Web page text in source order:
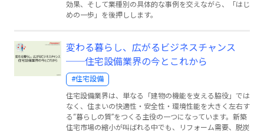
効果、そして業種別の具体的な事例を交えながら、「はじ
めの一歩」を後押しします。
変わる暮らし、広がるビジネスチャンス
──住宅設備業界の今とこれから
#住宅設備
住宅設備業界は、単なる「建物の機能を支える脇役」では
なく、住まいの快適性・安全性・環境性能を大きく左右す
る“暮らしの質”をつくる主役の一つになっています。新築
住宅市場の縮小が叫ばれる中でも、リフォーム需要、脱炭